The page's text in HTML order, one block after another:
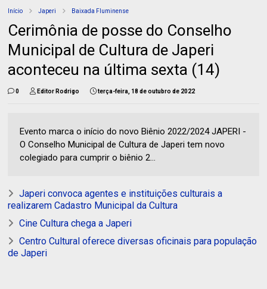
Início Japeri Baixada Fluminense
Cerimônia de posse do Conselho
Municipal de Cultura de Japeri
aconteceu na última sexta (14)
0 Editor Rodrigo terça-feira, 18 de outubro de 2022
Evento marca o início do novo Biênio 2022/2024 JAPERI -
O Conselho Municipal de Cultura de Japeri tem novo
colegiado para cumprir o biênio 2...
Japeri convoca agentes e instituições culturais a
realizarem Cadastro Municipal da Cultura
Cine Cultura chega a Japeri
Centro Cultural oferece diversas oficinais para população
de Japeri